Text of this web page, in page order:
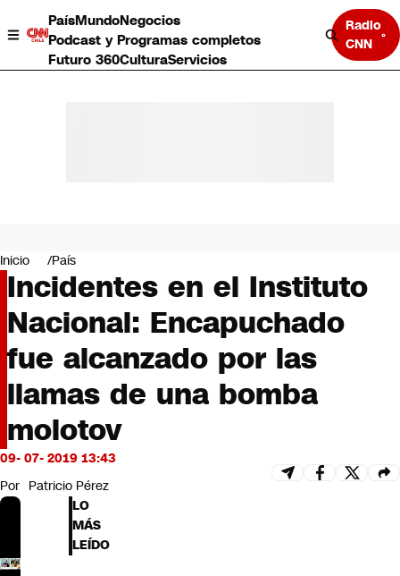
PaísMundoNegocios
Podcast y Programas completos
Futuro 360CulturaServicios
Radio
CNN
Negocios
Deportes
Programas completos
Cultura
Servicios
Bits
CNN tiempo
Futuro 360
Opinión
Inicio País
Incidentes en el Instituto
Nacional: Encapuchado
fue alcanzado por las
llamas de una bomba
molotov
09- 07- 2019 13:43
Por Patricio Pérez
LO
MÁS
LEÍDO